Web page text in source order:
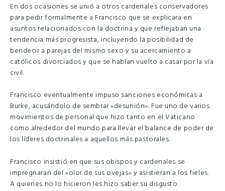
En dos ocasiones se unió a otros cardenales conservadores
para pedir formalmente a Francisco que se explicara en
asuntos relacionados con la doctrina y que reflejaban una
tendencia más progresista, incluyendo la posibilidad de
bendecir a parejas del mismo sexo y su acercamiento a
católicos divorciados y que se habían vuelto a casar por la vía
civil.
Francisco eventualmente impuso sanciones económicas a
Burke, acusándolo de sembrar «desunión». Fue uno de varios
movimientos de personal que hizo tanto en el Vaticano
como alrededor del mundo para llevar el balance de poder de
los líderes doctrinales a aquellos más pastorales.
Francisco insistió en que sus obispos y cardenales se
impregnaran del «olor de sus ovejas» y asistieran a los fieles.
A quienes no lo hicieron les hizo saber su disgusto.